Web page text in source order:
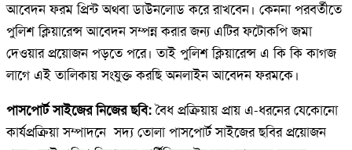
আবেদন ফরম প্রিন্ট অথবা ডাউনলোড করে রাখবেন। কেননা পরবর্তীতে
পুলিশ ক্লিয়ারেন্স আবেদন সম্পন্ন করার জন্য এটির ফটোকপি জমা
দেওয়ার প্রয়োজন পড়তে পরে। তাই পুলিশ ক্লিয়ারেন্স এ কি কি কাগজ
লাগে এই তালিকায় সংযুক্ত করছি অনলাইন আবেদন ফরমকে।
পাসপোর্ট সাইজের নিজের ছবি:বৈধ প্রক্রিয়ায় প্রায় এ-ধরনের যেকোনো
কার্যপ্রক্রিয়া সম্পাদনে সদ্য তোলা পাসপোর্ট সাইজের ছবির প্রয়োজন